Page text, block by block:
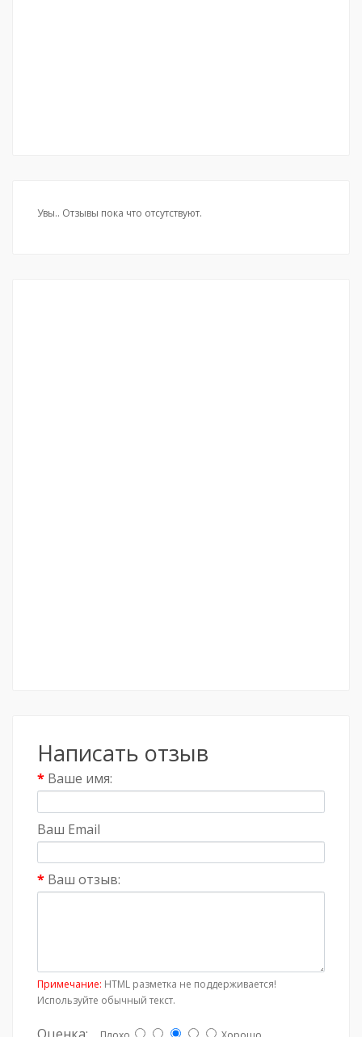
Увы.. Отзывы пока что отсутствуют.
Написать отзыв
Ваше имя:
Ваш Email
Ваш отзыв:
Примечание: HTML разметка не поддерживается!
Используйте обычный текст.
Оценка: